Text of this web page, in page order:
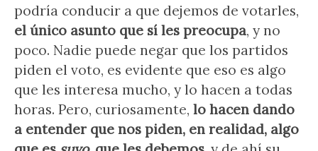
podría conducir a que dejemos de votarles,
el único asunto que sí les preocupa, y no
poco. Nadie puede negar que los partidos
piden el voto, es evidente que eso es algo
que les interesa mucho, y lo hacen a todas
horas. Pero, curiosamente, lo hacen dando
a entender que nos piden, en realidad, algo